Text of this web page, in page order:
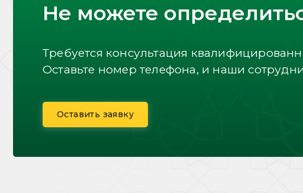
Не можете
Требуется консультация
Оставьте номер телефона, и наши
Оставить заявку